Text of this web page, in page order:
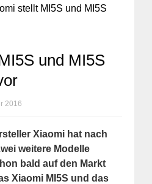
stellt MI5S und MI5S
und MI5S
2016
Xiaomi hat nach
weitere Modelle
bald auf den Markt
Xiaomi MI5S und das